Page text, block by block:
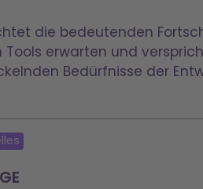
die bedeutenden
erwarten und
Bedürfnisse der